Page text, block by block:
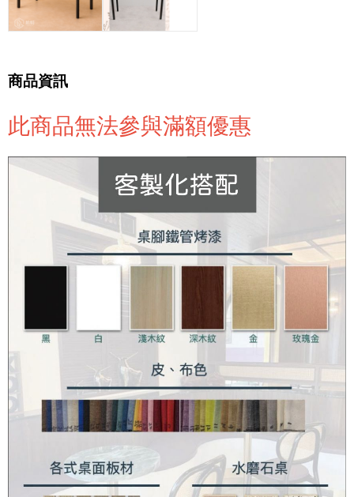
商品資訊
此商品無法參與滿額優惠